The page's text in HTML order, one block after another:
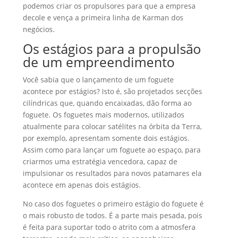
podemos criar os propulsores para que a empresa
decole e vença a primeira linha de Karman dos
negócios.
Os estágios para a propulsão
de um empreendimento
Você sabia que o lançamento de um foguete
acontece por estágios? Isto é, são projetados secções
cilíndricas que, quando encaixadas, dão forma ao
foguete. Os foguetes mais modernos, utilizados
atualmente para colocar satélites na órbita da Terra,
por exemplo, apresentam somente dois estágios.
Assim como para lançar um foguete ao espaço, para
criarmos uma estratégia vencedora, capaz de
impulsionar os resultados para novos patamares ela
acontece em apenas dois estágios.
No caso dos foguetes o primeiro estágio do foguete é
o mais robusto de todos. É a parte mais pesada, pois
é feita para suportar todo o atrito com a atmosfera